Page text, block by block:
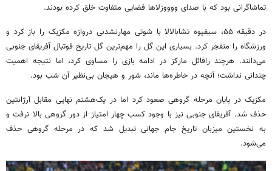
تماشاگرانی بود که با صدای ووووزلاها فضایی متفاوت خلق کرده بودند.
در دقیقه ۵۵، سیفیوه تشابالالا با شوتی مهارنشدنی دروازه مکزیک را باز کرد و
ورزشگاه را منفجر کرد. بسیاری این گل را مهم‌ترین گل تاریخ فوتبال آفریقای جنوبی
می‌دانند. هرچند رافائل مارکز در ادامه بازی را مساوی کرد، اما نتیجه اهمیت
چندانی نداشت؛ آنچه در خاطره‌ها ماند، شور و هیجان بی‌نظیر آن شب بود.
مکزیک در پایان مرحله گروهی صعود کرد اما در یک‌هشتم نهایی مقابل آرژانتین
حذف شد. آفریقای جنوبی نیز با وجود کسب چهار امتیاز از دور گروهی بالا نرفت و
به نخستین میزبان تاریخ جام جهانی تبدیل شد که در مرحله گروهی حذف
می‌شود.